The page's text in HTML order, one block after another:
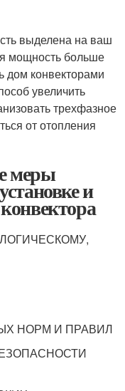
выделена на ваш
мощность больше
дом конвекторами
увеличить
трехфазное
от отопления
меры
и
НОРМ И ПРАВИЛ